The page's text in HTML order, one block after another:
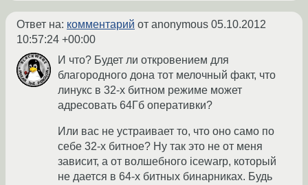
Ответ на: комментарий от anonymous 05.10.2012
10:57:24 +00:00
И что? Будет ли откровением для
благородного дона тот мелочный факт, что
линукс в 32-х битном режиме может
адресовать 64Гб оперативки?
Или вас не устраивает то, что оно само по
себе 32-х битное? Ну так это не от меня
зависит, а от волшебного icewarp, который
не дается в 64-х битных бинарниках. Будь